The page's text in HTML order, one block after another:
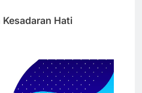
Hati